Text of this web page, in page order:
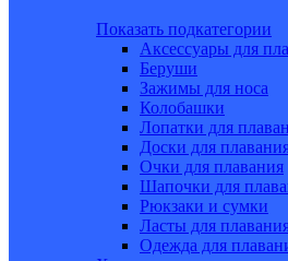
Показать подкатегории
Аксессуары для
Беруши
Зажимы для носа
Колобашки
Лопатки для
Доски для
Очки для плавания
Шапочки для
Рюкзаки и сумки
Ласты для
Одежда для